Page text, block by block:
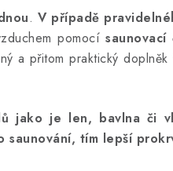
. V případě
pomocísaunovací
a přitom praktický doplněk
jako je len, bavlna či
tím lepší